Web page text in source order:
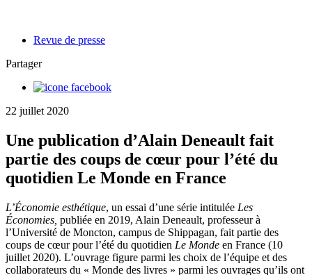
Revue de presse
Partager
22 juillet 2020
Une publication d’Alain Deneault fait
partie des coups de cœur pour l’été du
quotidien Le Monde en France
L’Économie esthétique, un essai d’une série intitulée Les
Économies, publiée en 2019, Alain Deneault, professeur à
l’Université de Moncton, campus de Shippagan, fait partie des
coups de cœur pour l’été du quotidien Le Monde en France (10
juillet 2020). L’ouvrage figure parmi les choix de l’équipe et des
collaborateurs du « Monde des livres » parmi les ouvrages qu’ils ont